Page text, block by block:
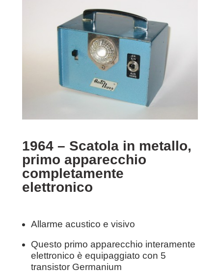
1964 – Scatola in metallo,
primo apparecchio
completamente
elettronico
Allarme acustico e visivo
Questo primo apparecchio interamente
elettronico è equipaggiato con 5
transistor Germanium